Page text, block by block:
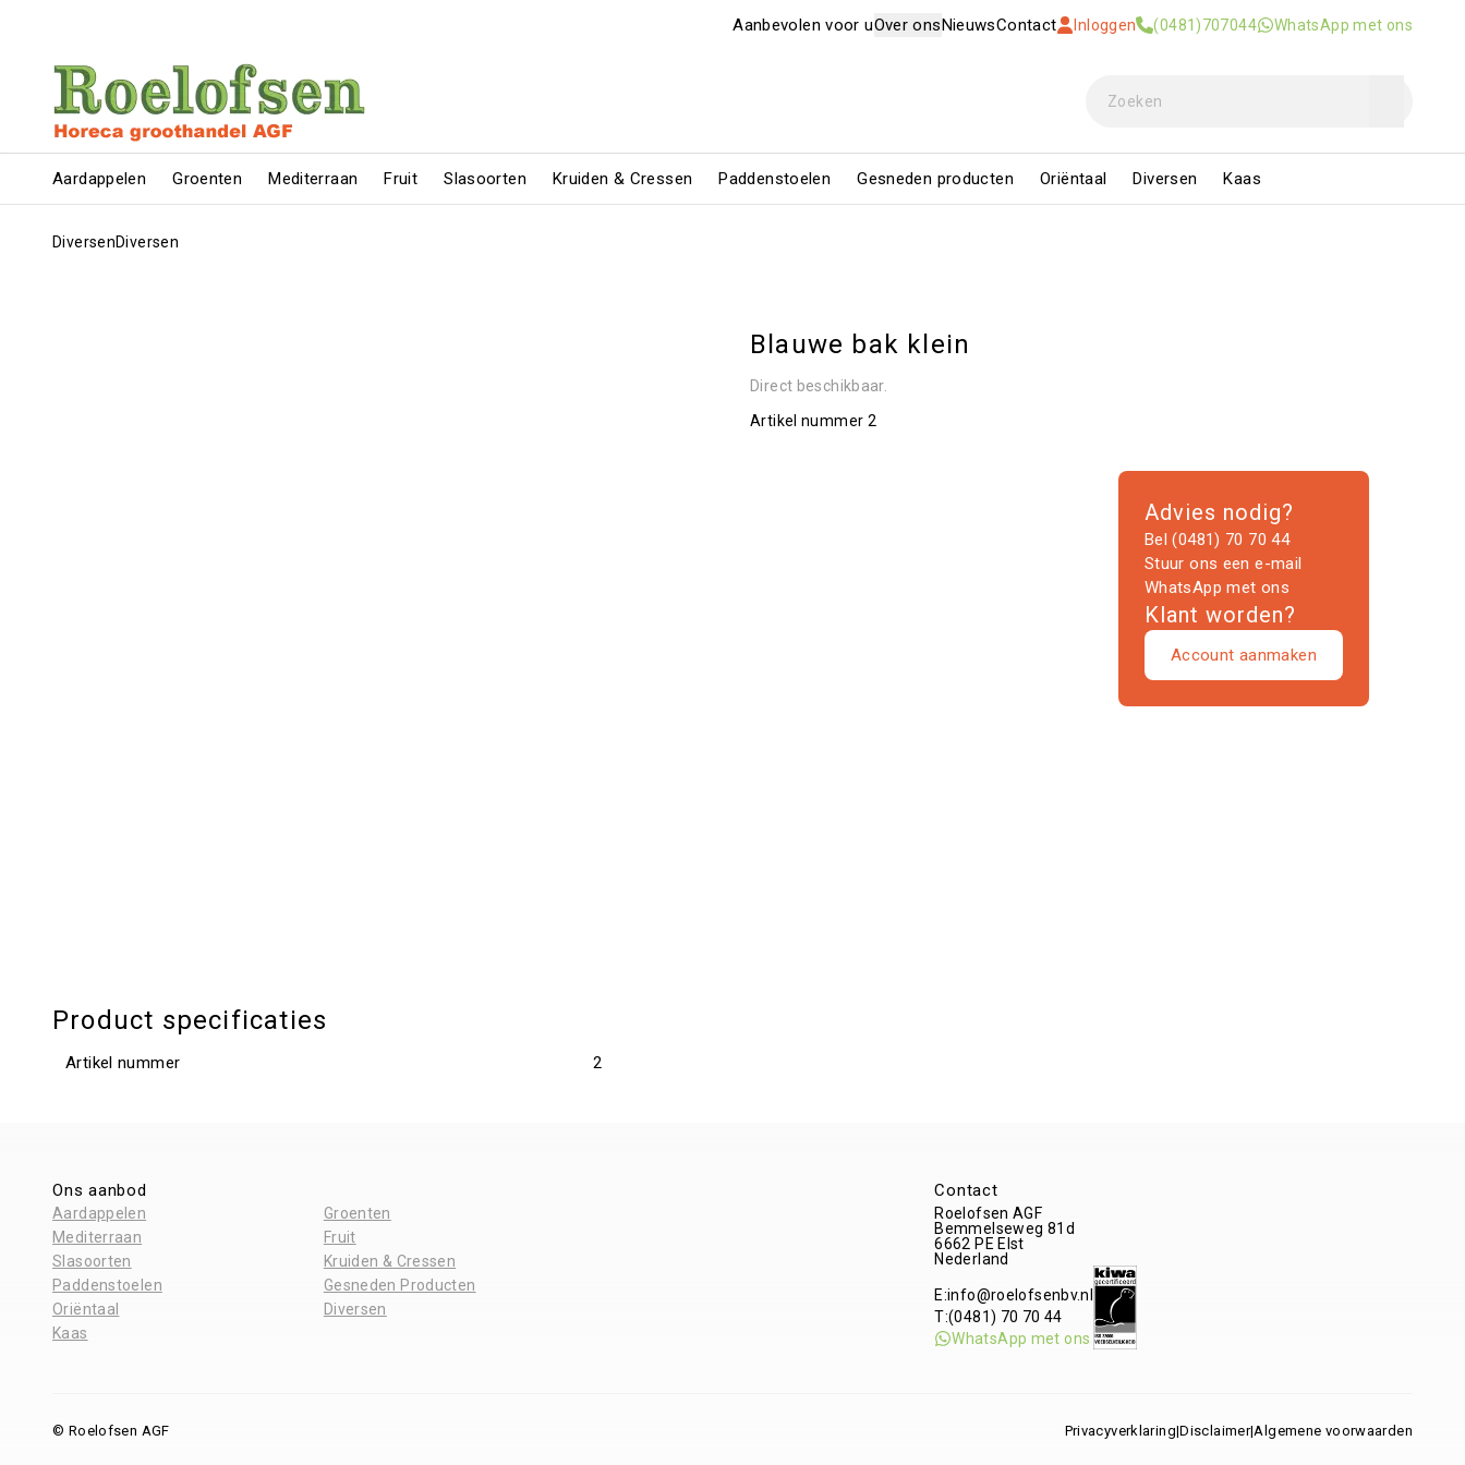
Aanbevolen voor uOver onsNieuwsContact Inloggen (0481)707044 WhatsApp met ons
Aardappelen Groenten Mediterraan Fruit Slasoorten Kruiden & Cressen Paddenstoelen Gesneden producten Oriëntaal Diversen Kaas
DiversenDiversen
Blauwe bak klein
Direct beschikbaar.
Artikel nummer 2
Advies nodig?
Bel (0481) 70 70 44
Stuur ons een e-mail
WhatsApp met ons
Klant worden?
Account aanmaken
Product specificaties
Artikel nummer 2
Ons aanbod
Aardappelen
Groenten
Mediterraan
Fruit
Slasoorten
Kruiden & Cressen
Paddenstoelen
Gesneden Producten
Oriëntaal
Diversen
Kaas
Contact
Roelofsen AGF
Bemmelseweg 81d
6662 PE Elst
Nederland
E:info@roelofsenbv.nl
T:(0481) 70 70 44
WhatsApp met ons
© Roelofsen AGF Privacyverklaring|Disclaimer|Algemene voorwaarden